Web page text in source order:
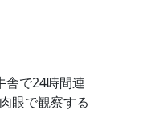
舎で24時間連
眼で観察する